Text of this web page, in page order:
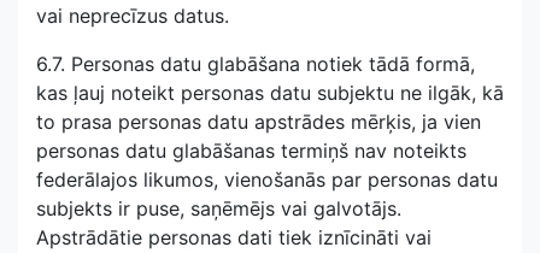
vai neprecīzus datus.
6.7. Personas datu glabāšana notiek tādā formā,
kas ļauj noteikt personas datu subjektu ne ilgāk, kā
to prasa personas datu apstrādes mērķis, ja vien
personas datu glabāšanas termiņš nav noteikts
federālajos likumos, vienošanās par personas datu
subjekts ir puse, saņēmējs vai galvotājs.
Apstrādātie personas dati tiek iznīcināti vai